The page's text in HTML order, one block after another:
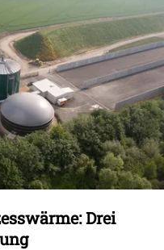
Drei